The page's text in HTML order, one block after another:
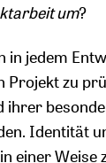
um?
in jedem
Projekt zu
ihrer
Identität
einer Weise